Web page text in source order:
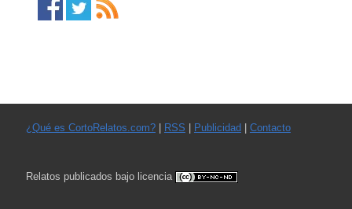
¿Qué es CortoRelatos.com?| RSS Publicidad Contacto
Relatos publicados bajo licencia